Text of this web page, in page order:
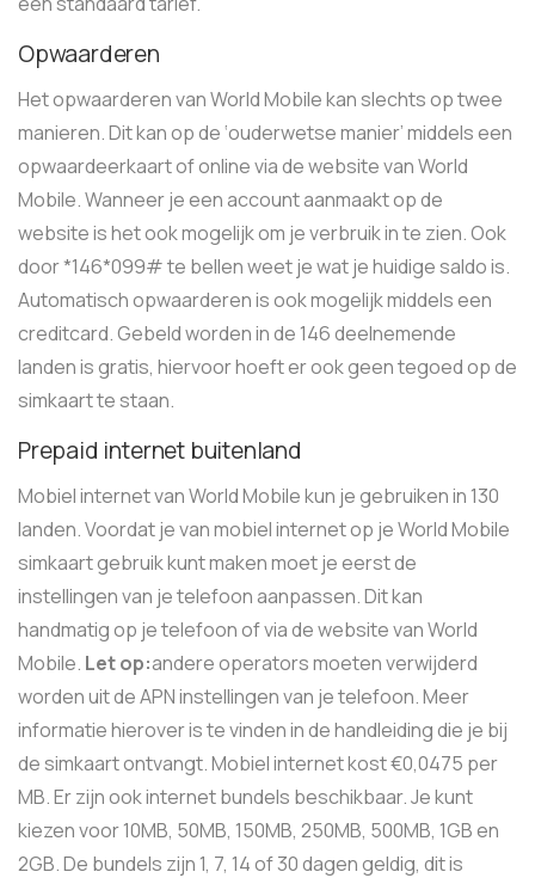
Opwaarderen
Het opwaarderen van World Mobile kan slechts op twee
manieren. Dit kan op de ‘ouderwetse manier’ middels een
opwaardeerkaart of online via de website van World
Mobile. Wanneer je een account aanmaakt op de
website is het ook mogelijk om je verbruik in te zien. Ook
door *146*099# te bellen weet je wat je huidige saldo is.
Automatisch opwaarderen is ook mogelijk middels een
creditcard. Gebeld worden in de 146 deelnemende
landen is gratis, hiervoor hoeft er ook geen tegoed op de
simkaart te staan.
Prepaid internet buitenland
Mobiel internet van World Mobile kun je gebruiken in 130
landen. Voordat je van mobiel internet op je World Mobile
simkaart gebruik kunt maken moet je eerst de
instellingen van je telefoon aanpassen. Dit kan
handmatig op je telefoon of via de website van World
Mobile. Let op:andere operators moeten verwijderd
worden uit de APN instellingen van je telefoon. Meer
informatie hierover is te vinden in de handleiding die je bij
de simkaart ontvangt. Mobiel internet kost €0,0475 per
MB. Er zijn ook internet bundels beschikbaar. Je kunt
kiezen voor 10MB, 50MB, 150MB, 250MB, 500MB, 1GB en
2GB. De bundels zijn 1, 7, 14 of 30 dagen geldig, dit is